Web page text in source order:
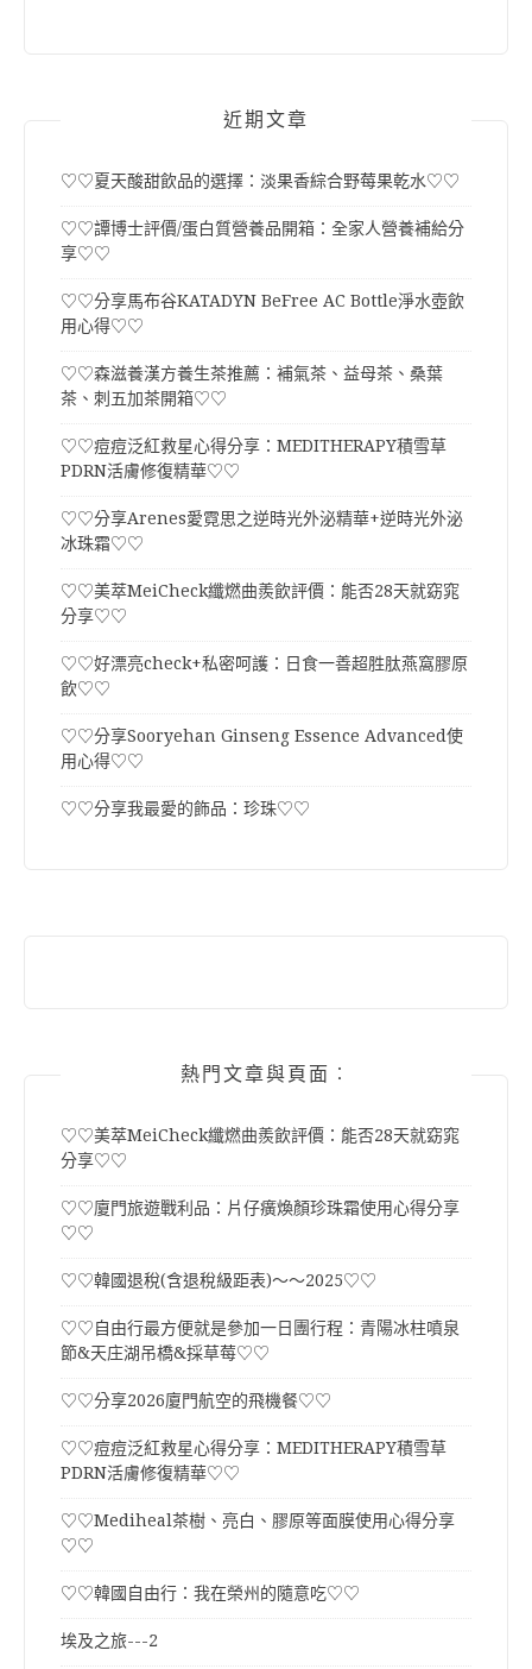
近期文章
♡♡夏天酸甜飲品的選擇：淡果香綜合野莓果乾水♡♡
♡♡譚博士評價/蛋白質營養品開箱：全家人營養補給分
享♡♡
♡♡分享馬布谷KATADYN BeFree AC Bottle淨水壺飲
用心得♡♡
♡♡森滋養漢方養生茶推薦：補氣茶、益母茶、桑葉
茶、刺五加茶開箱♡♡
♡♡痘痘泛紅救星心得分享：MEDITHERAPY積雪草
PDRN活膚修復精華♡♡
♡♡分享Arenes愛霓思之逆時光外泌精華+逆時光外泌
冰珠霜♡♡
♡♡美萃MeiCheck纖燃曲羨飲評價：能否28天就窈窕
分享♡♡
♡♡好漂亮check+私密呵護：日食一善超胜肽燕窩膠原
飲♡♡
♡♡分享Sooryehan Ginseng Essence Advanced使
用心得♡♡
♡♡分享我最愛的飾品：珍珠♡♡
熱門文章與頁面︰
♡♡美萃MeiCheck纖燃曲羨飲評價：能否28天就窈窕
分享♡♡
♡♡廈門旅遊戰利品：片仔癀煥顏珍珠霜使用心得分享
♡♡
♡♡韓國退稅(含退稅級距表)～～2025♡♡
♡♡自由行最方便就是參加一日團行程：青陽冰柱噴泉
節&天庄湖吊橋&採草莓♡♡
♡♡分享2026廈門航空的飛機餐♡♡
♡♡痘痘泛紅救星心得分享：MEDITHERAPY積雪草
PDRN活膚修復精華♡♡
♡♡Mediheal茶樹、亮白、膠原等面膜使用心得分享
♡♡
♡♡韓國自由行：我在榮州的隨意吃♡♡
埃及之旅---2